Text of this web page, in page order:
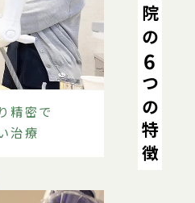
精密で
治療
当院の
6
つの特徴